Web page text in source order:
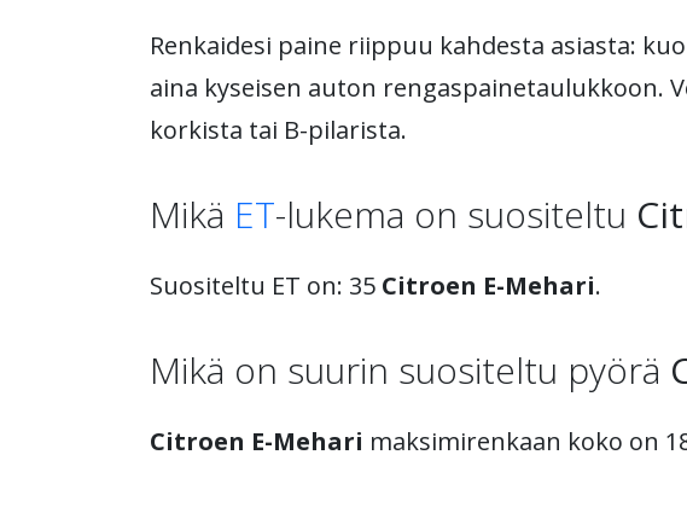
Renkaidesi paine riippuu kahdesta asiasta:
aina kyseisen auton rengaspainetaulukkoon.
korkista tai B-pilarista.
Mikä ET-lukema on suositeltu
Suositeltu ET on: 35 Citroen E-Mehari.
Mikä on suurin suositeltu pyörä
Citroen E-Mehari maksimirenkaan koko on